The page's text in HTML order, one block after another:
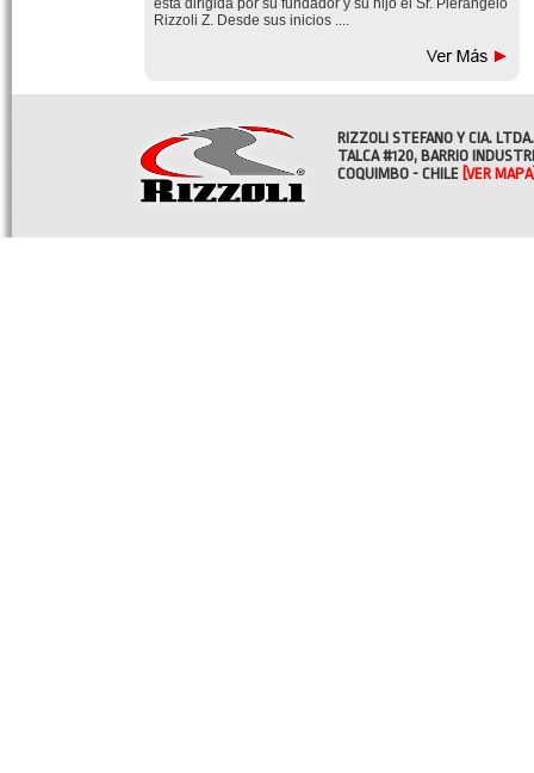
esta dirigida por su fundador y su hijo el Sr. Pierangelo
Rizzoli Z. Desde sus inicios ....
RIZZOLI STEFANO Y CIA. LTDA.
TALCA #120, BARRIO
COQUIMBO - CHILE [VER